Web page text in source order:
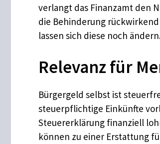
verlangt das Finanzamt den
die Behinderung
lassen sich diese noch
Relevanz für
Bürgergeld selbst ist
steuerpflichtige Einkünfte
Steuererklärung finanziell
können zu einer Erstattung